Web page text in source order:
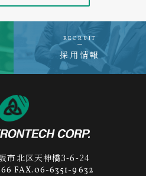
RECRUIT
採用情報
市北区天神橋3-6-24
FAX.06-6351-9632